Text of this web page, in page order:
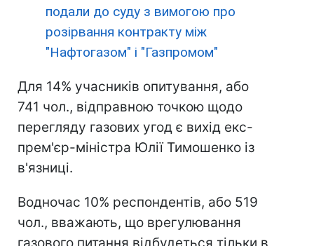
подали до суду з вимогою про
розірвання контракту між
"Нафтогазом" і "Газпромом"
Для 14% учасників опитування, або
741 чол., відправною точкою щодо
перегляду газових угод є вихід екс-
прем'єр-міністра Юлії Тимошенко із
в'язниці.
Водночас 10% респондентів, або 519
чол., вважають, що врегулювання